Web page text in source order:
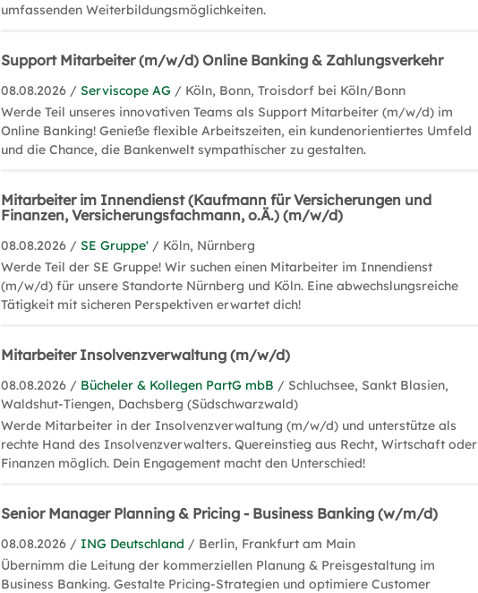
umfassenden Weiterbildungsmöglichkeiten.
Support Mitarbeiter (m/w/d) Online Banking & Zahlungsverkehr
08.08.2026 /Serviscope AG / Köln, Bonn, Troisdorf bei Köln/Bonn
Werde Teil unseres innovativen Teams als Support Mitarbeiter (m/w/d) im
Online Banking! Genieße flexible Arbeitszeiten, ein kundenorientiertes Umfeld
und die Chance, die Bankenwelt sympathischer zu gestalten.
Mitarbeiter im Innendienst (Kaufmann für Versicherungen und
Finanzen, Versicherungsfachmann, o.Ä.) (m/w/d)
08.08.2026 /SE Gruppe' / Köln, Nürnberg
Werde Teil der SE Gruppe! Wir suchen einen Mitarbeiter im Innendienst
(m/w/d) für unsere Standorte Nürnberg und Köln. Eine abwechslungsreiche
Tätigkeit mit sicheren Perspektiven erwartet dich!
Mitarbeiter Insolvenzverwaltung (m/w/d)
08.08.2026 / Bücheler & Kollegen PartG mbB / Schluchsee, Sankt Blasien,
Waldshut-Tiengen, Dachsberg (Südschwarzwald)
Werde Mitarbeiter in der Insolvenzverwaltung (m/w/d) und unterstütze als
rechte Hand des Insolvenzverwalters. Quereinstieg aus Recht, Wirtschaft oder
Finanzen möglich. Dein Engagement macht den Unterschied!
Senior Manager Planning & Pricing - Business Banking (w/m/d)
08.08.2026 / ING Deutschland / Berlin, Frankfurt am Main
Übernimm die Leitung der kommerziellen Planung & Preisgestaltung im
Business Banking. Gestalte Pricing-Strategien und optimiere Customer